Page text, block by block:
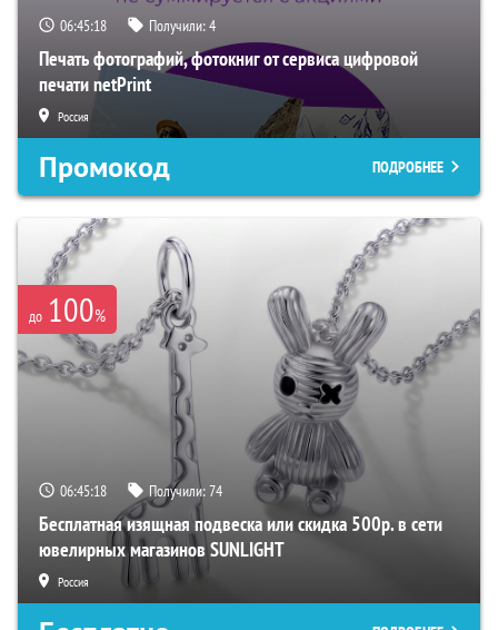
06:45:17 Получили:4
Печать фотографий, фотокниг от сервиса цифровой
печати netPrint
Россия
Промокод ПОДРОБНЕЕ
до 100%
06:45:17 Получили:74
Бесплатная изящная подвеска или скидка 500р. в сети
ювелирных магазинов SUNLIGHT
Россия